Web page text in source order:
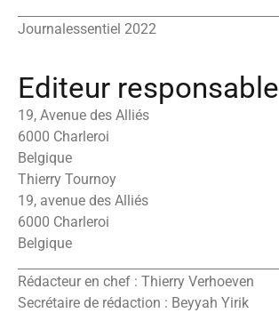
Journalessentiel 2022
Editeur responsable
19, Avenue des Alliés
6000 Charleroi
Belgique
Thierry Tournoy
19, avenue des Alliés
6000 Charleroi
Belgique
Rédacteur en chef : Thierry Verhoeven
Secrétaire de rédaction : Beyyah Yirik